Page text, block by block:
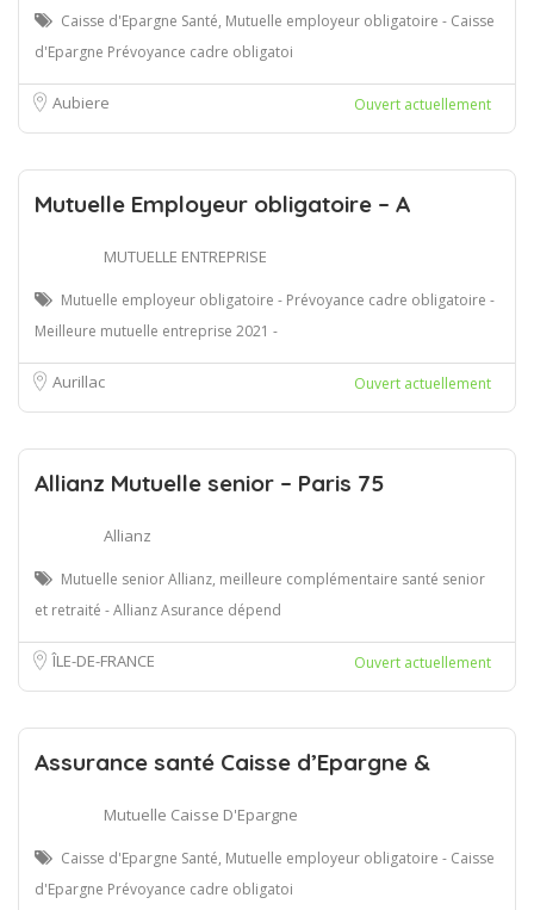
Caisse d'Epargne Santé, Mutuelle employeur obligatoire - Caisse
d'Epargne Prévoyance cadre obligatoi
Aubiere Ouvert actuellement
Mutuelle Employeur obligatoire – A
MUTUELLE ENTREPRISE
Mutuelle employeur obligatoire - Prévoyance cadre obligatoire -
Meilleure mutuelle entreprise 2021 -
Aurillac Ouvert actuellement
Allianz Mutuelle senior – Paris 75
Allianz
Mutuelle senior Allianz, meilleure complémentaire santé senior
et retraité - Allianz Asurance dépend
ÎLE-DE-FRANCE Ouvert actuellement
Assurance santé Caisse d’Epargne &
Mutuelle Caisse D'Epargne
Caisse d'Epargne Santé, Mutuelle employeur obligatoire - Caisse
d'Epargne Prévoyance cadre obligatoi